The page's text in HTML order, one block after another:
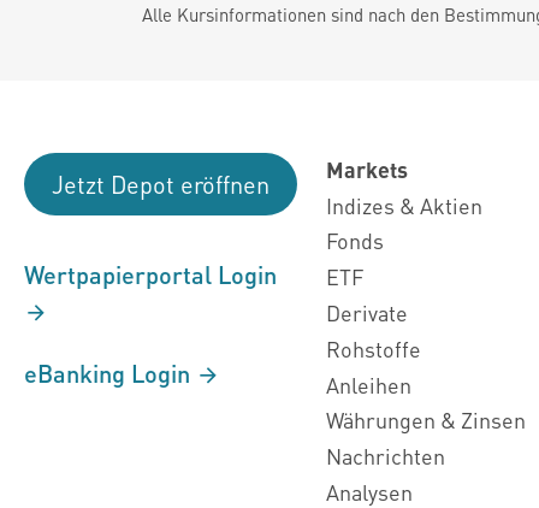
Alle Kursinformationen sind nach den
Jetzt Depot eröffnen
Wertpapierportal Login
eBanking Login
Markets
Indizes & Aktien
Fonds
ETF
Derivate
Rohstoffe
Anleihen
Währungen & Zinsen
Nachrichten
Analysen